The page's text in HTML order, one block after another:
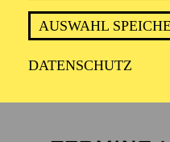
AUSWAHL
DATENSCHUTZ
LA